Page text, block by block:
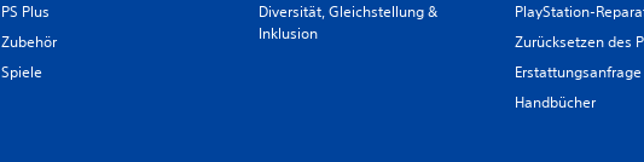
PS Plus
Zubehör
Spiele
Diversität, Gleichstellung &
Inklusion
PlayStation-
Zurücksetzen des
Erstattungsanfrage
Handbücher